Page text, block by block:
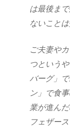
は最後ま
ないこと
ご夫妻や
つという
バーグ」
ン」で食
業が進ん
フェザー